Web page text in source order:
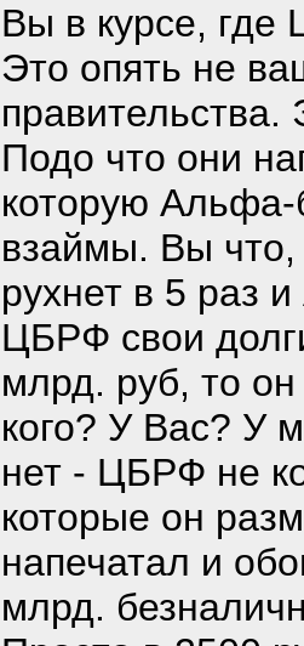
Вы в курсе, где
Это опять не
Подо что они
которую Альфа-
взаймы. Вы что,
рухнет в 5 раз
ЦБРФ свои
млрд. руб, то он
кого? У Вас? У
нет - ЦБРФ не
которые он
напечатал и
млрд.